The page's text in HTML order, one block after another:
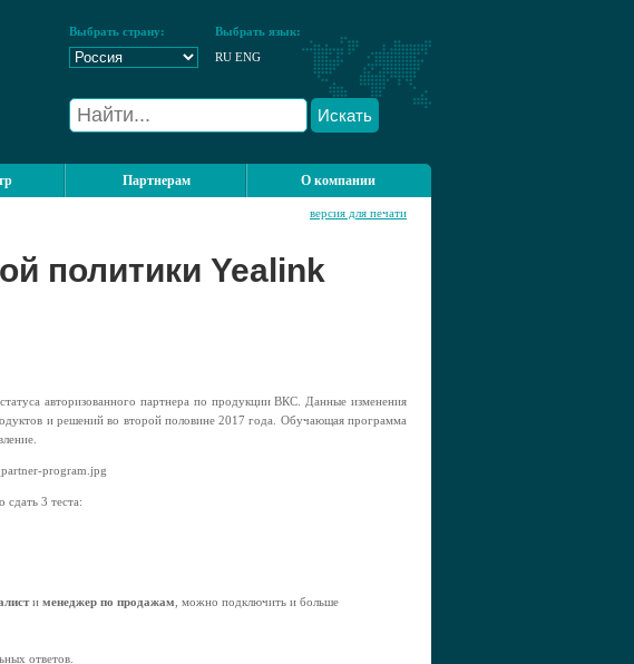
Выбрать страну:
Выбрать язык:
RU ENG
Искать
Партнерам О компании
версия для печати
политики Yealink
авторизованного партнера по продукции ВКС. Данные изменения
и решений во второй половине 2017 года. Обучающая программа
3 теста:
и менеджер по продажам , можно подключить и больше
ответов.